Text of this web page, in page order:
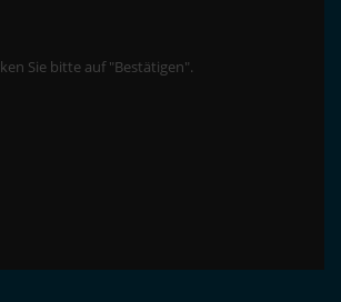
Sie bitte auf "Bestätigen".